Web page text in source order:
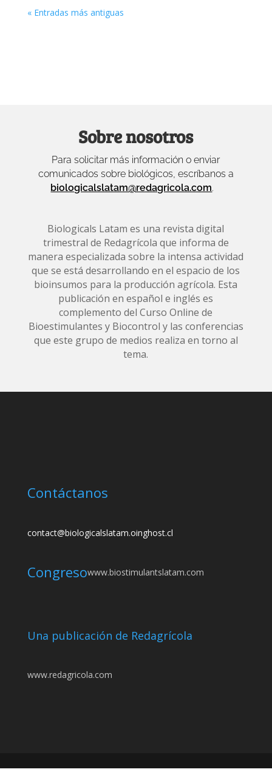
« Entradas más antiguas
Sobre nosotros
Para solicitar más información o enviar
comunicados sobre biológicos, escríbanos a
biologicalslatam@redagricola.com.
Biologicals Latam es una revista digital
trimestral de Redagrícola que informa de
manera especializada sobre la intensa actividad
que se está desarrollando en el espacio de los
bioinsumos para la producción agrícola. Esta
publicación en español e inglés es
complemento del Curso Online de
Bioestimulantes y Biocontrol y las conferencias
que este grupo de medios realiza en torno al
tema.
Contáctanos
contact@biologicalslatam.oinghost.cl
Congresowww.biostimulantslatam.com
Una publicación de Redagrícola
www.redagricola.com